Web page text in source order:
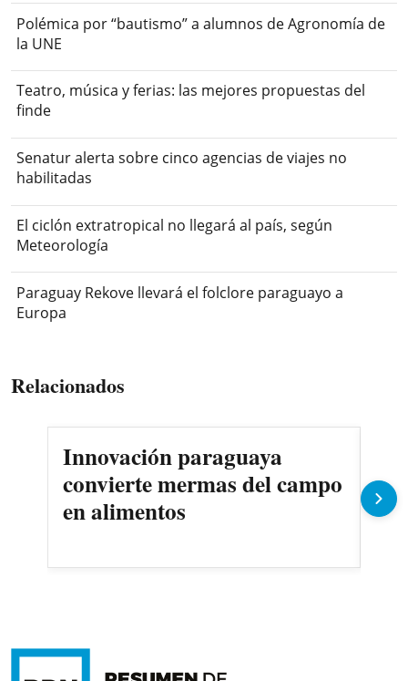
Polémica por “bautismo” a alumnos de Agronomía de
la UNE
Teatro, música y ferias: las mejores propuestas del
finde
Senatur alerta sobre cinco agencias de viajes no
habilitadas
El ciclón extratropical no llegará al país, según
Meteorología
Paraguay Rekove llevará el folclore paraguayo a
Europa
Relacionados
Innovación paraguaya
convierte mermas del campo
en alimentos